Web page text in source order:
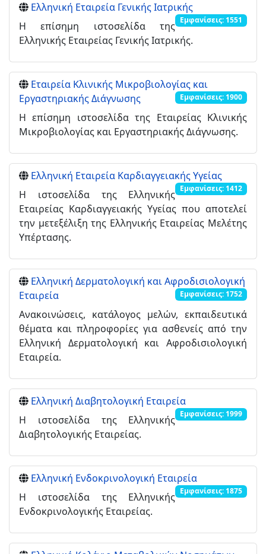
Ελληνική Εταιρεία Γενικής Ιατρικής
Εμφανίσεις: 1551
Η επίσημη ιστοσελίδα της
Ελληνικής Εταιρείας Γενικής Ιατρικής.
Εταιρεία Κλινικής Μικροβιολογίας και
Εργαστηριακής Διάγνωσης
Εμφανίσεις: 1900
Η επίσημη ιστοσελίδα της Εταιρείας Κλινικής
Μικροβιολογίας και Εργαστηριακής Διάγνωσης.
Ελληνική Εταιρεία Καρδιαγγειακής Υγείας
Εμφανίσεις: 1412
Η ιστοσελίδα της Ελληνικής
Εταιρείας Καρδιαγγειακής Υγείας που αποτελεί
την μετεξέλιξη της Ελληνικής Εταιρείας Μελέτης
Υπέρτασης.
Ελληνική Δερματολογική και Αφροδισιολογική
Εταιρεία
Εμφανίσεις: 1752
Ανακοινώσεις, κατάλογος μελών, εκπαιδευτικά
θέματα και πληροφορίες για ασθενείς από την
Ελληνική Δερματολογική και Αφροδισιολογική
Εταιρεία.
Ελληνική Διαβητολογική Εταιρεία
Εμφανίσεις: 1999
H ιστοσελίδα της Ελληνικής
Διαβητολογικής Εταιρείας.
Ελληνική Ενδοκρινολογική Εταιρεία
Εμφανίσεις: 1875
Η ιστοσελίδα της Ελληνικής
Ενδοκρινολογικής Εταιρείας.